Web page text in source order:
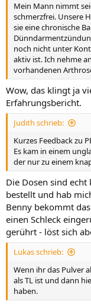
Mein Mann nimmt
schmerzfrei. Unsere
sie eine chronische
noch nicht unter
aktiv ist. Ich nehme
vorhandenen
Wow, das klingt ja
Erfahrungsbericht.
Judith schrieb:
Kurzes Feedback zu
Es kam in einem
der nur zu einem
Die Dosen sind
bestellt und hab
Benny bekommt
einen Schleck
gerührt - löst sich
Lukas schrieb:
Wenn ihr das Pulver
als TL ist und dann
haben.